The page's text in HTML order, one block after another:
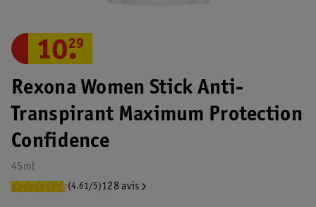
Rexona Women Stick Anti-
Transpirant Maximum Protection
Confidence
45ml
(4.61/5)128 avis
10.
29